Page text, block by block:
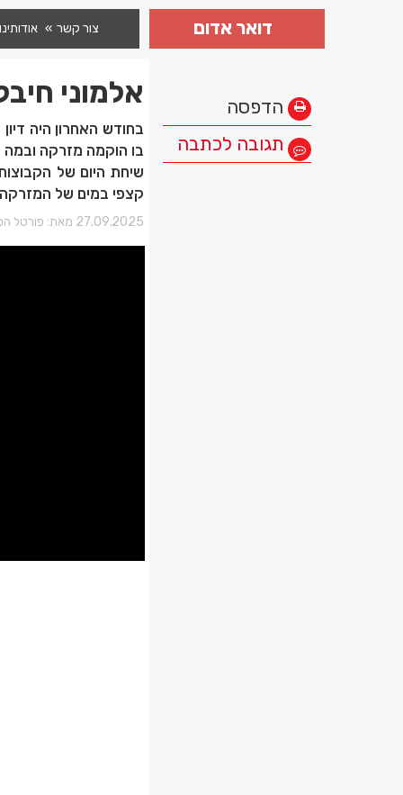
צור קשר אודותינו דואר אדום
הדפסה
תגובה לכתבה
אלמוני
בו הוקמה מזרקה
שיחת היום של
קצפי במים של
27.09.2025 מאת: פורטל